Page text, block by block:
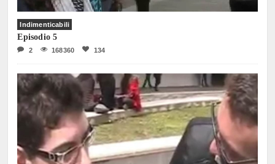
Indimenticabili
Episodio 5
2 168360 134